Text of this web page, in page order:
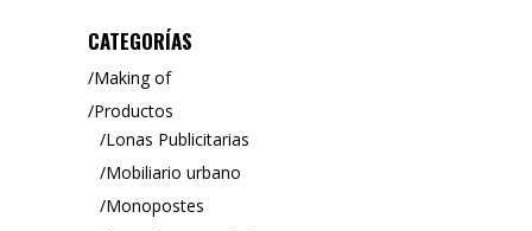
CATEGORÍAS
Making of
Productos
Lonas Publicitarias
Mobiliario urbano
Monopostes